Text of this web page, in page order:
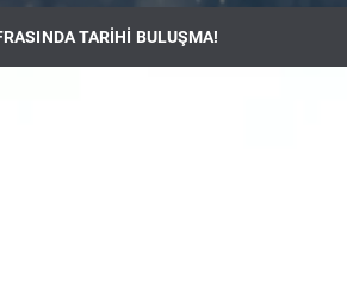
TARİHİ BULUŞMA!